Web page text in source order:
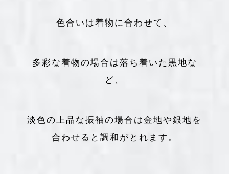
色合いは着物に合わせて、
多彩な着物の場合は落ち着いた黒地な
ど、
淡色の上品な振袖の場合は金地や銀地を
合わせると調和がとれます。